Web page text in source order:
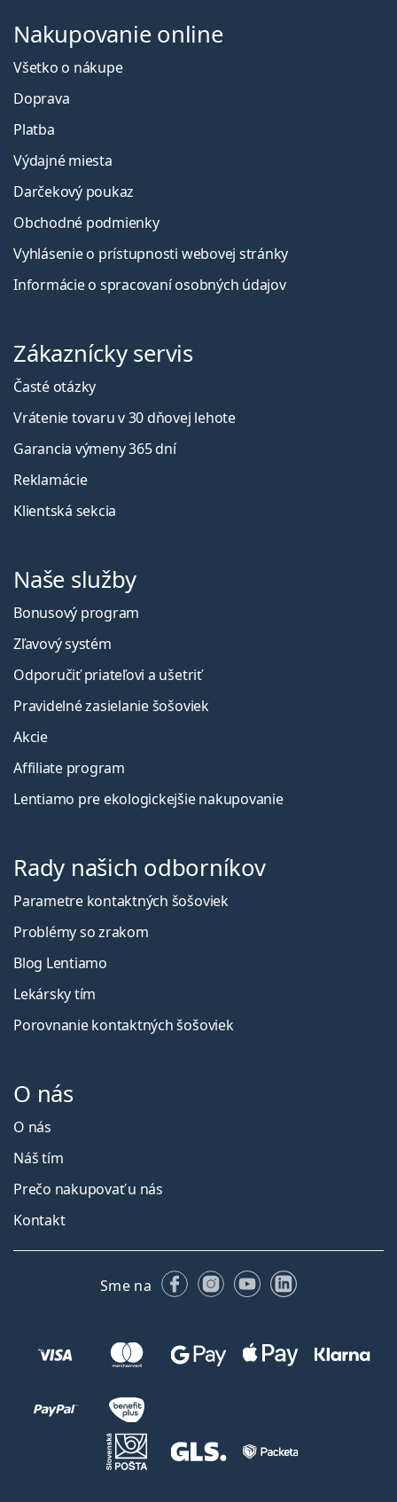
Nakupovanie online
Všetko o nákupe
Doprava
Platba
Výdajné miesta
Darčekový poukaz
Obchodné podmienky
Vyhlásenie o prístupnosti webovej stránky
Informácie o spracovaní osobných údajov
Zákaznícky servis
Časté otázky
Vrátenie tovaru v 30 dňovej lehote
Garancia výmeny 365 dní
Reklamácie
Klientská sekcia
Naše služby
Bonusový program
Zľavový systém
Odporučiť priateľovi a ušetriť
Pravidelné zasielanie šošoviek
Akcie
Affiliate program
Lentiamo pre ekologickejšie nakupovanie
Rady našich odborníkov
Parametre kontaktných šošoviek
Problémy so zrakom
Blog Lentiamo
Lekársky tím
Porovnanie kontaktných šošoviek
O nás
O nás
Náš tím
Prečo nakupovať u nás
Kontakt
Sme na FacebookuInstagrame
YouTubeLinkedIn